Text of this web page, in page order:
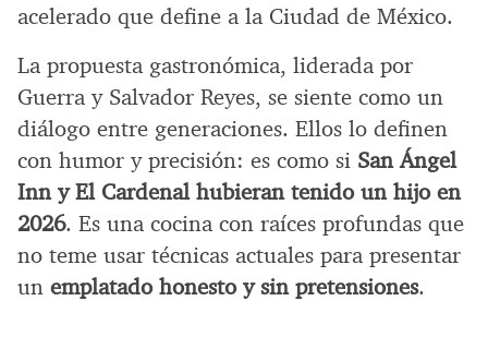
acelerado que define a la Ciudad de México.
La propuesta gastronómica, liderada por
Guerra y Salvador Reyes, se siente como un
diálogo entre generaciones. Ellos lo definen
con humor y precisión: es como si San Ángel
Inn y El Cardenal hubieran tenido un hijo en
2026. Es una cocina con raíces profundas que
no teme usar técnicas actuales para presentar
un emplatado honesto y sin pretensiones.